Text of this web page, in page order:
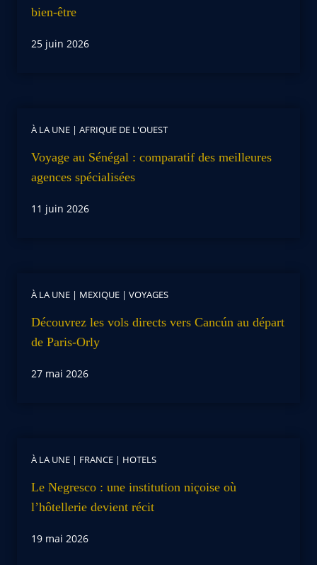
bien-être
25 juin 2026
À LA UNE | AFRIQUE DE L'OUEST
Voyage au Sénégal : comparatif des meilleures
agences spécialisées
11 juin 2026
À LA UNE | MEXIQUE | VOYAGES
Découvrez les vols directs vers Cancún au départ
de Paris-Orly
27 mai 2026
À LA UNE | FRANCE | HOTELS
Le Negresco : une institution niçoise où
l’hôtellerie devient récit
19 mai 2026